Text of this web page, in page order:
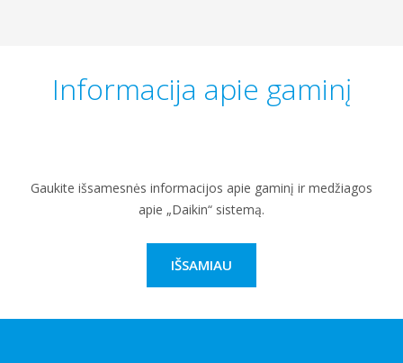
Informacija apie gaminį
Gaukite išsamesnės informacijos apie gaminį ir medžiagos
apie „Daikin“ sistemą.
IŠSAMIAU